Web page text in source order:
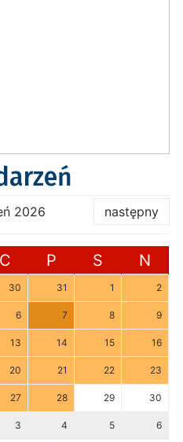
2026 następny
C P S N
30 31 1 2
6 7 8 9
13 14 15 16
20 21 22 23
27 28 29 30
3 4 5 6